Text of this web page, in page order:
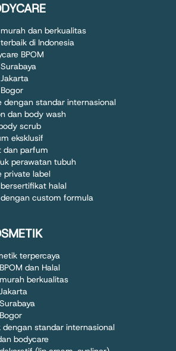
dan berkualitas
di Indonesia
BPOM
dengan standar internasional
dan body wash
scrub
eksklusif
dan parfum
perawatan tubuh
private label
halal
custom formula
terpercaya
dan Halal
berkualitas
dengan standar internasional
bodycare